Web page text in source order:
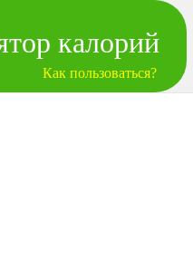
калорий
Как пользоваться?